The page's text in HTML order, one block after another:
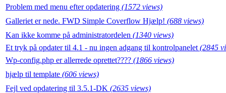
Problem med menu efter opdatering (1572 views)
Galleriet er nede. FWD Simple Coverflow Hjælp! (688 views)
Kan ikke komme på administratordelen (1340 views)
Et tryk på opdater til 4.1 - nu ingen adgang til kontrolpanelet (2845
Wp-config.php er allerrede oprettet???? (1866 views)
hjælp til template (606 views)
Fejl ved opdatering til 3.5.1-DK (2635 views)